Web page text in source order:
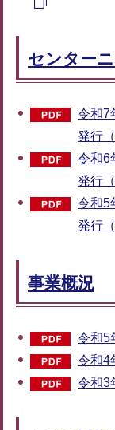
センター
令和7
発行
令和6
発行
令和5
発行
事業概況
令和5
令和4
令和3